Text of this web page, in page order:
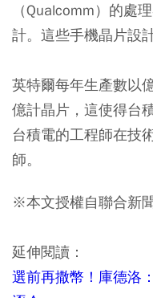
（Qualcomm）的處
計。這些手機晶片設
英特爾每年生產數以
億計晶片，這使得台
台積電的工程師在技
師。
※本文授權自聯合新
延伸閱讀：
選前再撒幣！庫德洛